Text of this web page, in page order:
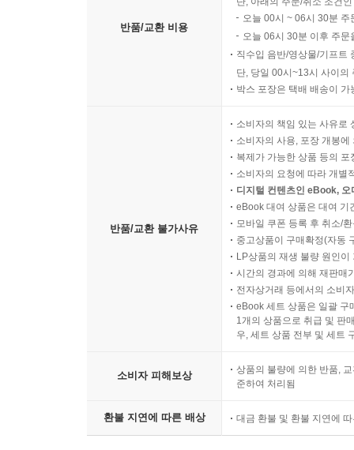
반품/교환 비용
오늘 00시 ~ 06시 30분
오늘 06시 30분 이후 주
직수입 음반/영상물/기프트
단, 당일 00시~13시 사이의
박스 포장은 택배 배송이
반품/교환 불가사유
소비자의 책임 있는 사유로
소비자의 사용, 포장 개봉
복제가 가능한 상품 등의
소비자의 요청에 따라 개별
디지털 컨텐츠인 eBook,
eBook 대여 상품은 대여 기
모바일 쿠폰 등록 후 취소/
중고상품이 구매확정(자동
LP상품의 재생 불량 원인
시간의 경과에 의해 재판매
전자상거래 등에서의 소비
eBook 세트 상품은 일괄 구
1개의 상품으로 취급 및 판
우, 세트 상품 전부 및 세트
소비자 피해보상
상품의 불량에 의한 반품,
준하여 처리됨
환불 지연에 따른 배상 대금 환불 및 환불 지연에